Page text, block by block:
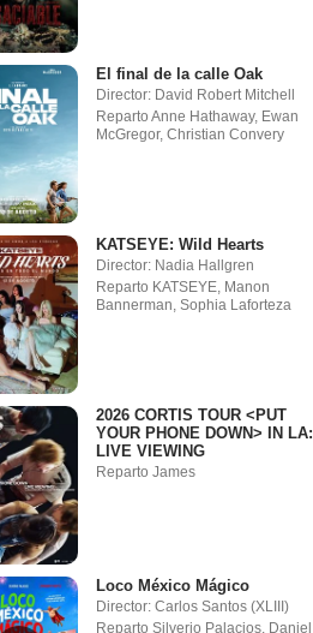
El final de la calle Oak
Director: David Robert Mitchell
Reparto Anne Hathaway, Ewan
McGregor, Christian Convery
KATSEYE: Wild Hearts
Director: Nadia Hallgren
Reparto KATSEYE, Manon
Bannerman, Sophia Laforteza
2026 CORTIS TOUR <PUT
YOUR PHONE DOWN> IN LA:
LIVE VIEWING
Reparto James
Loco México Mágico
Director: Carlos Santos (XLIII)
Reparto Silverio Palacios, Daniel